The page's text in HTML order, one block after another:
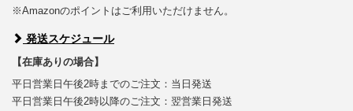
※Amazonのポイントはご利用いただけません。
発送スケジュール
【在庫ありの場合】
平日営業日午後2時までのご注文：当日発送
平日営業日午後2時以降のご注文：翌営業日発送